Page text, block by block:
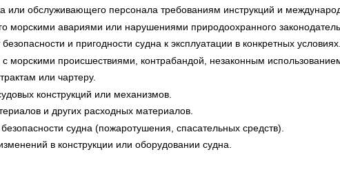
или обслуживающего персонала требованиям инструкций и
морскими авариями или нарушениями природоохранного
и пригодности судна к эксплуатации в конкретных условиях.
морскими происшествиями, контрабандой, незаконным
или чартеру.
конструкций или механизмов.
и других расходных материалов.
судна (пожаротушения, спасательных средств).
в конструкции или оборудовании судна.